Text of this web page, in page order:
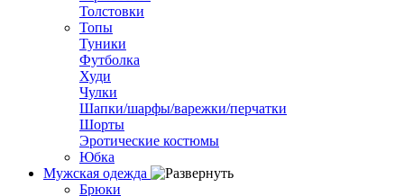
Толстовки
Топы
Туники
Футболка
Худи
Чулки
Шапки/шарфы/варежки/перчатки
Шорты
Эротические костюмы
Юбка
Мужская одежда
Брюки